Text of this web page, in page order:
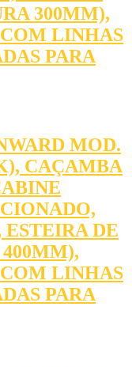
300MM),
LINHAS
PARA
MOD.
CAÇAMBA
DE
LINHAS
PARA